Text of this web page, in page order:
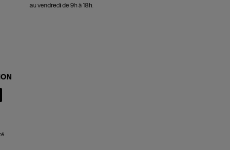
au vendredi de 9h à 18h.